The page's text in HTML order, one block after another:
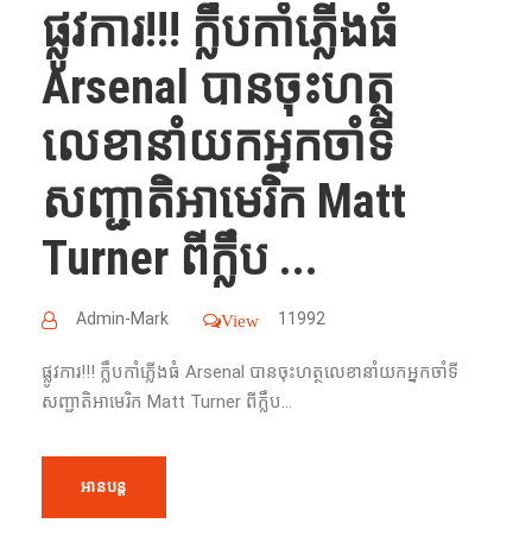
ផ្លូវការ!!!​ ក្លឹបកាំភ្លើងធំ
Arsenal បានចុះហត្ថ
លេខានាំយកអ្នកចាំទី
សញ្ជាតិអាមេរិក Matt
Turner ពីក្លឹប ...
Admin-Mark View 11992
ផ្លូវការ!!!​ ក្លឹបកាំភ្លើងធំ Arsenal បានចុះហត្ថលេខានាំយកអ្នកចាំទី
សញ្ជាតិអាមេរិក Matt Turner ពីក្លឹប...
អានបន្ត